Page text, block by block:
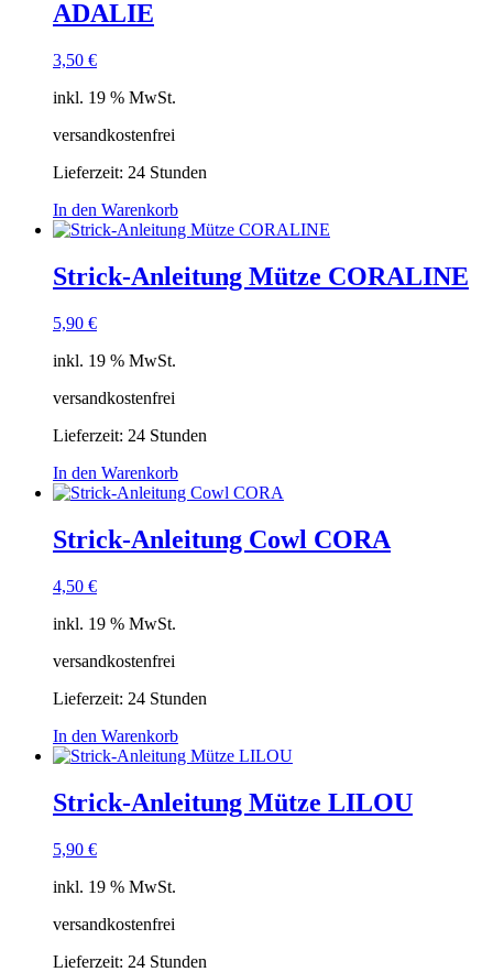
ADALIE
3,50 €
inkl. 19 % MwSt.
versandkostenfrei
Lieferzeit: 24 Stunden
In den Warenkorb
Strick-Anleitung Mütze CORALINE
5,90 €
inkl. 19 % MwSt.
versandkostenfrei
Lieferzeit: 24 Stunden
In den Warenkorb
Strick-Anleitung Cowl CORA
4,50 €
inkl. 19 % MwSt.
versandkostenfrei
Lieferzeit: 24 Stunden
In den Warenkorb
Strick-Anleitung Mütze LILOU
5,90 €
inkl. 19 % MwSt.
versandkostenfrei
Lieferzeit: 24 Stunden